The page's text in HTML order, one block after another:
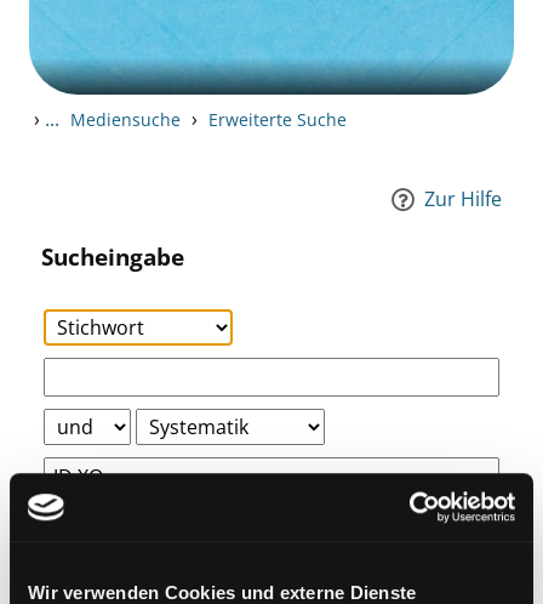
Wir verwenden Cookies und externe Dienste
› ... Mediensuche › Erweiterte Suche
Zur Hilfe
Sucheingabe